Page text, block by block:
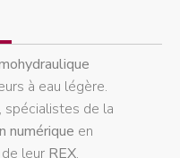
à eau légère.
spécialistes de la
numérique en
leur REX.